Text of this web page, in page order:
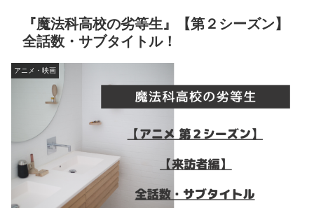
『魔法科高校の劣等生』【第２シーズン】
全話数・サブタイトル！
アニメ・映画